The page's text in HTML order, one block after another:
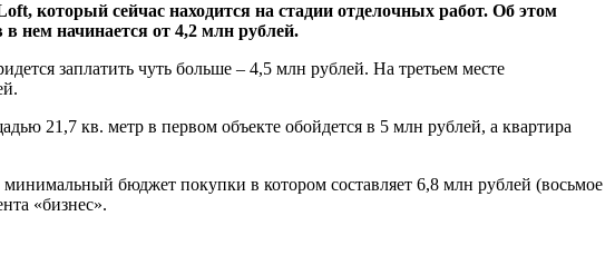
который сейчас находится на стадии отделочных работ. Об этом
нем начинается от 4,2 млн рублей.
заплатить чуть больше – 4,5 млн рублей. На третьем месте
21,7 кв. метр в первом объекте обойдется в 5 млн рублей, а квартира
бюджет покупки в котором составляет 6,8 млн рублей (восьмое
«бизнес».